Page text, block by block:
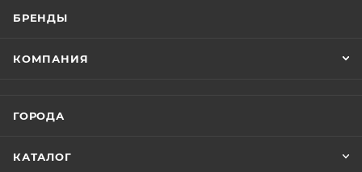
БРЕНДЫ
КОМПАНИЯ
ГОРОДА
КАТАЛОГ